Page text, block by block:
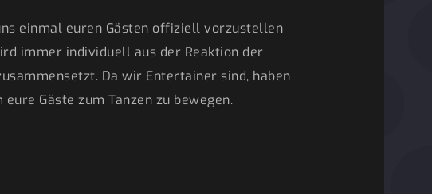
einmal euren Gästen offiziell vorzustellen
immer individuell aus der Reaktion der
Da wir Entertainer sind, haben
Gäste zum Tanzen zu bewegen.